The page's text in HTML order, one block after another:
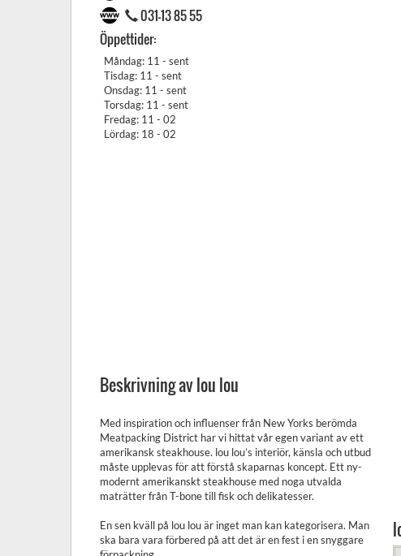
031-13 85 55
Öppettider:
Måndag: 11 - sent
Tisdag: 11 - sent
Onsdag: 11 - sent
Torsdag: 11 - sent
Fredag: 11 - 02
Lördag: 18 - 02
Beskrivning av lou lou
Med inspiration och influenser från New Yorks berömda
Meatpacking District har vi hittat vår egen variant av ett
amerikansk steakhouse. lou lou’s interiör, känsla och utbud
måste upplevas för att förstå skaparnas koncept. Ett ny-
modernt amerikanskt steakhouse med noga utvalda
maträtter från T-bone till fisk och delikatesser.
En sen kväll på lou lou är inget man kan kategorisera. Man
ska bara vara förbered på att det är en fest i en snyggare